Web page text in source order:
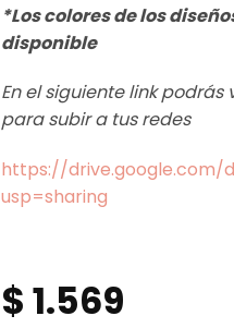
*Los colores de los
disponible
En el siguiente link
para subir a tus redes
https://drive.google.com/
usp=sharing
$1.569